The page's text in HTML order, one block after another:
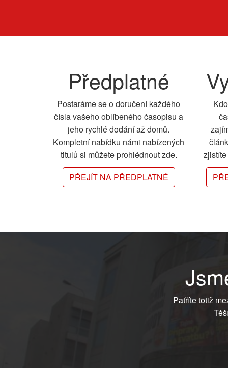
Předplatné
Postaráme se o doručení každého
čísla vašeho oblíbeného časopisu a
jeho rychlé dodání až domů.
Kompletní nabídku námi nabízených
titulů si můžete prohlédnout zde.
PŘEJÍT NA PŘEDPLATNÉ
Patříte totiž